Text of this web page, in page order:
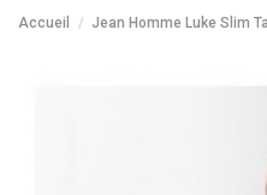
Accueil Jean Homme Luke Slim